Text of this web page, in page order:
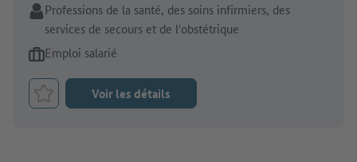
Secteur:
Professions de la santé, des soins infirmiers, des
services de secours et de l'obstétrique
Type d'offre d'emploi:
Emploi salarié
Retenir le job
Voir les détails